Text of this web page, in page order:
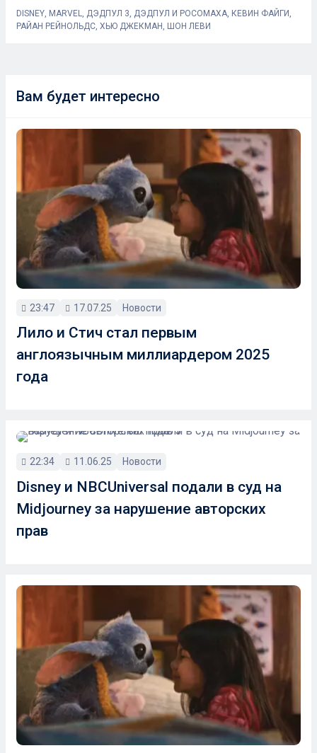
DISNEY MARVEL ДЭДПУЛ 3 ДЭДПУЛ И РОСОМАХА КЕВИН ФАЙГИ
РАЙАН РЕЙНОЛЬДС ХЬЮ ДЖЕКМАН ШОН ЛЕВИ
Вам будет интересно
23:47 17.07.25 Новости
Лило и Стич стал первым
англоязычным миллиардером 2025
года
22:34 11.06.25 Новости
Disney и NBCUniversal подали в суд на
Midjourney за нарушение авторских
прав